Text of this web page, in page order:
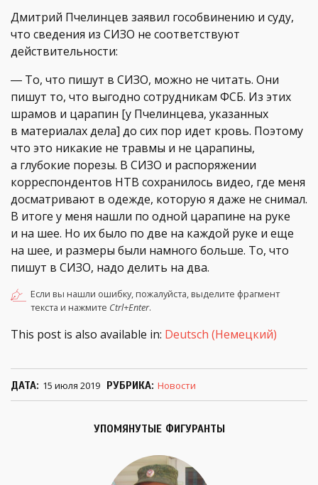
УПОМЯНУТЫЕ ФИГУРАНТЫ
Дмитрий Пчелинцев заявил гособвинению и суду,
что сведения из СИЗО не соответствуют
действительности:
― То, что пишут в СИЗО, можно не читать. Они
пишут то, что выгодно сотрудникам ФСБ. Из этих
шрамов и царапин [у Пчелинцева, указанных
в материалах дела] до сих пор идет кровь. Поэтому
что это никакие не травмы и не царапины,
а глубокие порезы. В СИЗО и распоряжении
корреспондентов НТВ сохранилось видео, где меня
досматривают в одежде, которую я даже не снимал.
В итоге у меня нашли по одной царапине на руке
и на шее. Но их было по две на каждой руке и еще
на шее, и размеры были намного больше. То, что
пишут в СИЗО, надо делить на два.
Если вы нашли ошибку, пожалуйста, выделите фрагмент
текста и нажмите Ctrl+Enter.
This post is also available in: Deutsch (Немецкий)
ДАТА 15 июля 2019 РУБРИКА Новости